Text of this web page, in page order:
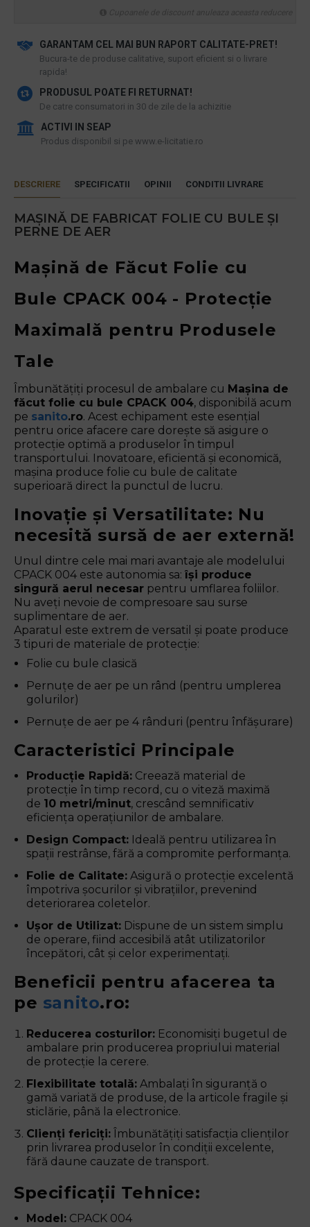
GARANTAM CEL MAI BUN RAPORT CALITATE-PRET!
​Bucura-te de produse calitative, suport eficient si o livrare
rapida!
PRODUSUL POATE FI RETURNAT!
De catre consumatori in 30 de zile de la achizitie
ACTIVI IN SEAP
Produs disponibil si pe www.e-licitatie.ro
DESCRIERE SPECIFICATII OPINII CONDITII LIVRARE
MAȘINĂ DE FABRICAT FOLIE CU BULE ȘI
PERNE DE AER
Mașină de Făcut Folie cu
Bule CPACK 004 - Protecție
Maximală pentru Produsele
Tale
Îmbunătățiți procesul de ambalare cu Mașina de
făcut folie cu bule CPACK 004, disponibilă acum
pe sanito.ro. Acest echipament este esențial
pentru orice afacere care dorește să asigure o
protecție optimă a produselor în timpul
transportului. Inovatoare, eficientă și economică,
mașina produce folie cu bule de calitate
superioară direct la punctul de lucru.
Inovație și Versatilitate: Nu
necesită sursă de aer externă!
Unul dintre cele mai mari avantaje ale modelului
CPACK 004 este autonomia sa: își produce
singură aerul necesar pentru umflarea foliilor.
Nu aveți nevoie de compresoare sau surse
suplimentare de aer.
Aparatul este extrem de versatil și poate produce
3 tipuri de materiale de protecție:
Folie cu bule clasică
Pernuțe de aer pe un rând (pentru umplerea
golurilor)
Pernuțe de aer pe 4 rânduri (pentru înfășurare)
Caracteristici Principale
Producție Rapidă:Creează material de
protecție în timp record, cu o viteză maximă
de 10 metri/minut, crescând semnificativ
eficiența operațiunilor de ambalare.
Design Compact:Ideală pentru utilizarea în
spații restrânse, fără a compromite performanța.
Folie de Calitate:Asigură o protecție excelentă
împotriva șocurilor și vibrațiilor, prevenind
deteriorarea coletelor.
Ușor de Utilizat:Dispune de un sistem simplu
de operare, fiind accesibilă atât utilizatorilor
începători, cât și celor experimentați.
Beneficii pentru afacerea ta
pe sanito.ro:
Reducerea costurilor:Economisiți bugetul de
ambalare prin producerea propriului material
de protecție la cerere.
Flexibilitate totală:Ambalați în siguranță o
gamă variată de produse, de la articole fragile și
sticlărie, până la electronice.
Clienți fericiți:Îmbunătățiți satisfacția clienților
prin livrarea produselor în condiții excelente,
fără daune cauzate de transport.
Specificații Tehnice:
Model:CPACK 004